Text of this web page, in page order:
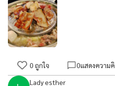
0 ถูกใจ 0แสดงความ
Lady esther